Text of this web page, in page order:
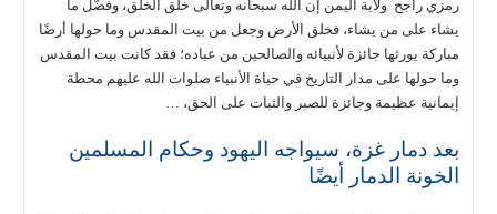
رمزي راجح ولاية اليمن إن الله سبحانه وتعالى خلق الخلق، وفضَّل ما
يشاء على من يشاء، فخلق الأرض وجعل من بيت المقدس وما حولها أرضًا
مباركة يورثها جائزة لأنبيائه والصالحين من عباده؛ فقد كانت بيت المقدس
وما حولها على مدار التاريخ في حياة الأنبياء صلوات الله عليهم محطة
إيمانية عظيمة وجائزة للصبر والثبات على الحق، …
بعد دمار غزة، سيواجه اليهود وحكام المسلمين
الخونة الدمار أيضًا